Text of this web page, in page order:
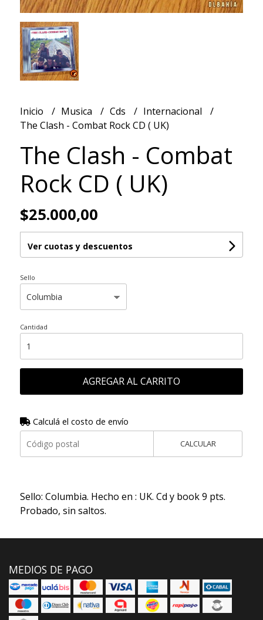
Inicio Musica Cds
Internacional
The Clash - Combat Rock CD ( UK)
The Clash - Combat
Rock CD ( UK)
$25.000,00
Ver cuotas y descuentos
Sello
Cantidad
AGREGAR AL CARRITO
Calculá el costo de envío
CALCULAR
Sello: Columbia. Hecho en : UK. Cd y book 9 pts.
Probado, sin saltos.
MEDIOS DE PAGO